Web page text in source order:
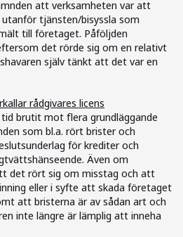
att verksamheten var att
tjänsten/bisyssla som
till företaget. Påföljden
det rörde sig om en relativt
själv tänkt att det var en
rådgivares licens
tid brutit mot flera grundläggande
som bl.a. rört brister och
för krediter och
Även om
det rört sig om misstag och att
eller i syfte att skada företaget
att bristerna är av sådan art och
inte längre är lämplig att inneha